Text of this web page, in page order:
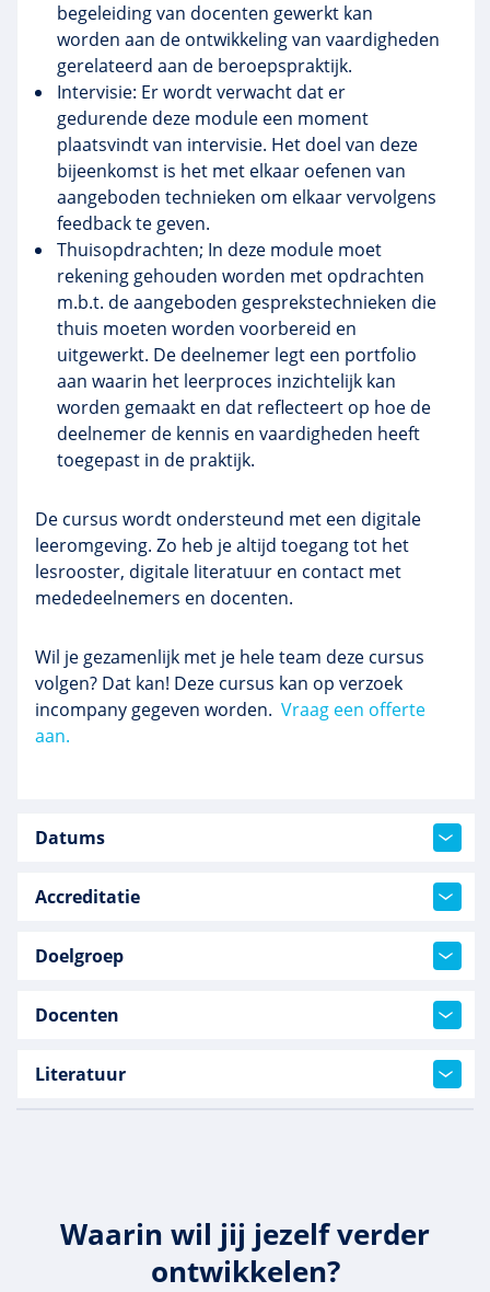
begeleiding van docenten gewerkt kan
worden aan de ontwikkeling van vaardigheden
gerelateerd aan de beroepspraktijk.
Intervisie: Er wordt verwacht dat er
gedurende deze module een moment
plaatsvindt van intervisie. Het doel van deze
bijeenkomst is het met elkaar oefenen van
aangeboden technieken om elkaar vervolgens
feedback te geven.
Thuisopdrachten; In deze module moet
rekening gehouden worden met opdrachten
m.b.t. de aangeboden gesprekstechnieken die
thuis moeten worden voorbereid en
uitgewerkt. De deelnemer legt een portfolio
aan waarin het leerproces inzichtelijk kan
worden gemaakt en dat reflecteert op hoe de
deelnemer de kennis en vaardigheden heeft
toegepast in de praktijk.
De cursus wordt ondersteund met een digitale
leeromgeving. Zo heb je altijd toegang tot het
lesrooster, digitale literatuur en contact met
mededeelnemers en docenten.
Wil je gezamenlijk met je hele team deze cursus
volgen? Dat kan! Deze cursus kan op verzoek
incompany gegeven worden. Vraag een offerte
aan.
Datums
Accreditatie
Doelgroep
Docenten
Literatuur
Waarin wil jij jezelf verder
ontwikkelen?